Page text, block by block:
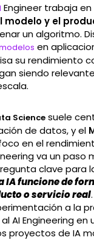
Engineer trabaja
modelo y el
un algoritmo.
en
su rendimiento
siendo
Science suele
de datos, y el
en el
va un paso
clave para
IA funcione de
o servicio real
a la
AI Engineering en
proyectos de IA